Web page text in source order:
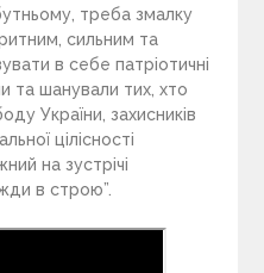
треба змалку
сильним та
в себе патріотичні
та шанували тих, хто
України, захисників
цілісності
на зустрічі
в строю”.